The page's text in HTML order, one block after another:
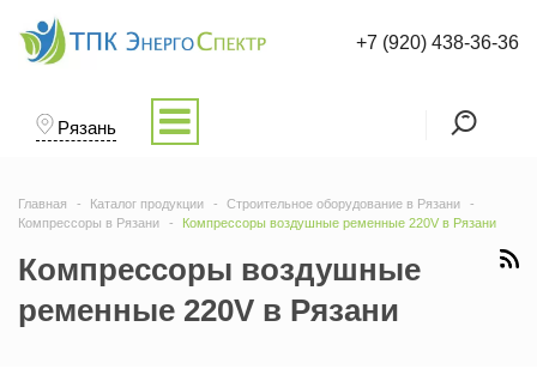
Рязань
+7 (920) 438-36-36
Главная Каталог продукции
Строительное оборудование в Рязани
Компрессоры в Рязани
Компрессоры воздушные ременные 220V в Рязани
Компрессоры воздушные
ременные 220V в Рязани